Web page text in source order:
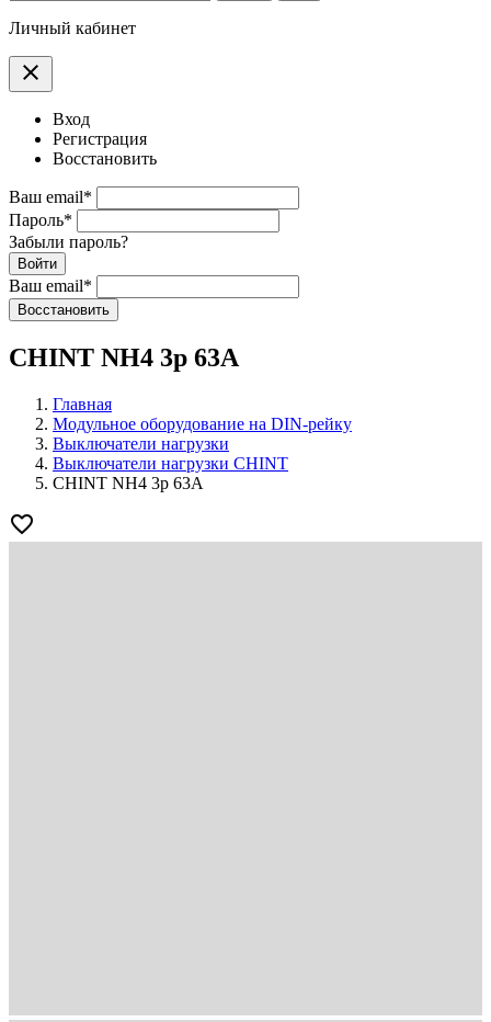
Личный кабинет
clear
Вход
Регистрация
Восстановить
Ваш email*
Пароль*
Забыли пароль?
Войти
Ваш email*
Воcстановить
CHINT NH4 3p 63A
Главная
Модульное оборудование на DIN-рейку
Выключатели нагрузки
Выключатели нагрузки CHINT
CHINT NH4 3p 63A
favorite_border